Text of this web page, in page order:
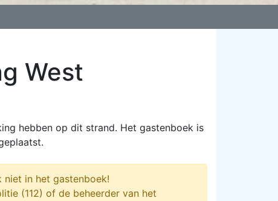
West
hebben op dit strand. Het gastenboek is
niet in het gastenboek!
(112) of de beheerder van het